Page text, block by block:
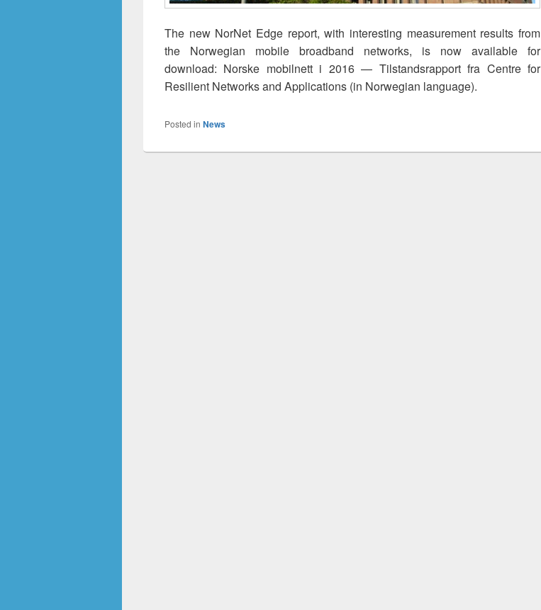
The new NorNet Edge report, with interesting measurement results from
the Norwegian mobile broadband networks, is now available for
download: Norske mobilnett i 2016 — Tilstandsrapport fra Centre for
Resilient Networks and Applications (in Norwegian language).
Posted in News